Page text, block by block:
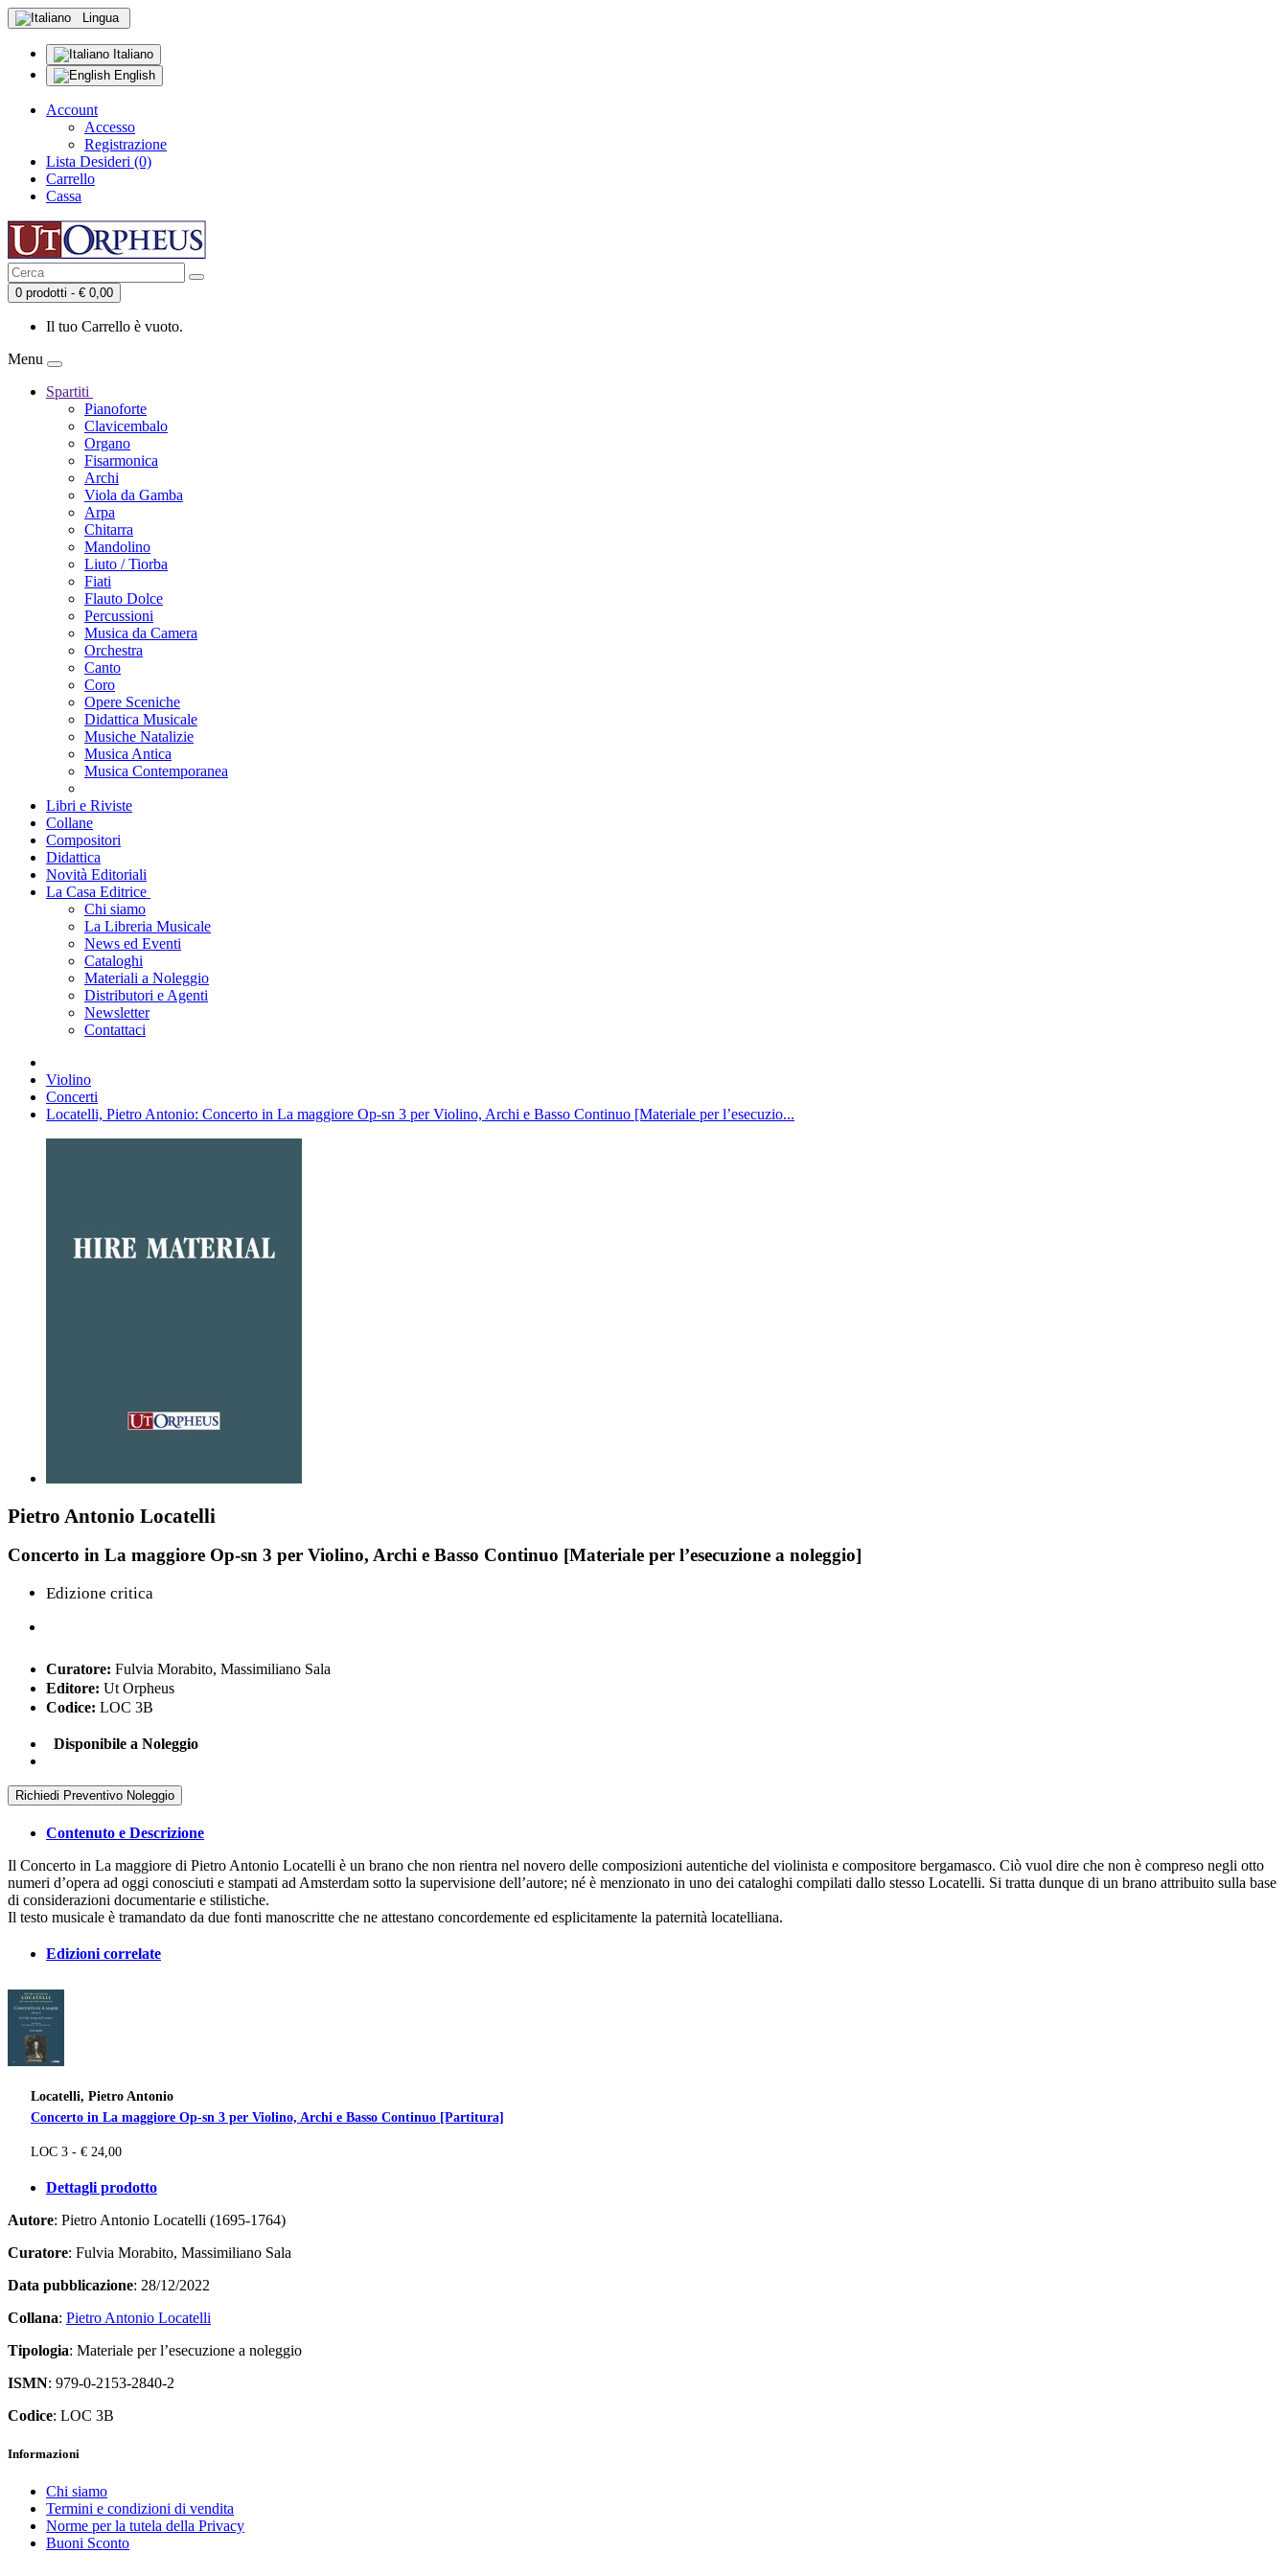
Lingua
Italiano
English
Account
Accesso
Registrazione
Lista Desideri (0)
Carrello
Cassa
0 prodotti - € 0,00
Il tuo Carrello è vuoto.
Menu
Spartiti
Pianoforte
Clavicembalo
Organo
Fisarmonica
Archi
Viola da Gamba
Arpa
Chitarra
Mandolino
Liuto / Tiorba
Fiati
Flauto Dolce
Percussioni
Musica da Camera
Orchestra
Canto
Coro
Opere Sceniche
Didattica Musicale
Musiche Natalizie
Musica Antica
Musica Contemporanea
Libri e Riviste
Collane
Compositori
Didattica
Novità Editoriali
La Casa Editrice
Chi siamo
La Libreria Musicale
News ed Eventi
Cataloghi
Materiali a Noleggio
Distributori e Agenti
Newsletter
Contattaci
Violino
Concerti
Locatelli, Pietro Antonio: Concerto in La maggiore Op-sn 3 per Violino, Archi e Basso Continuo [Materiale per l’esecuzio...
Pietro Antonio Locatelli
Concerto in La maggiore Op-sn 3 per Violino, Archi e Basso Continuo [Materiale per l’esecuzione a noleggio]
Edizione critica
Curatore: Fulvia Morabito, Massimiliano Sala
Editore: Ut Orpheus
Codice: LOC 3B
Disponibile a Noleggio
Richiedi Preventivo Noleggio
Contenuto e Descrizione
Il Concerto in La maggiore di Pietro Antonio Locatelli è un brano che non rientra nel novero delle composizioni autentiche del violinista e compositore bergamasco. Ciò vuol dire che non è compreso negli otto
numeri d’opera ad oggi conosciuti e stampati ad Amsterdam sotto la supervisione dell’autore; né è menzionato in uno dei cataloghi compilati dallo stesso Locatelli. Si tratta dunque di un brano attribuito sulla base
di considerazioni documentarie e stilistiche.
Il testo musicale è tramandato da due fonti manoscritte che ne attestano concordemente ed esplicitamente la paternità locatelliana.
Edizioni correlate
Locatelli, Pietro Antonio
Concerto in La maggiore Op-sn 3 per Violino, Archi e Basso Continuo [Partitura]
LOC 3 - € 24,00
Dettagli prodotto
Autore: Pietro Antonio Locatelli (1695-1764)
Curatore: Fulvia Morabito, Massimiliano Sala
Data pubblicazione: 28/12/2022
Collana: Pietro Antonio Locatelli
Tipologia: Materiale per l’esecuzione a noleggio
ISMN: 979-0-2153-2840-2
Codice: LOC 3B
Informazioni
Chi siamo
Termini e condizioni di vendita
Norme per la tutela della Privacy
Buoni Sconto